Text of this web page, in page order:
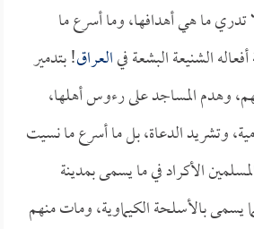
تدري ما هي أهدافها، وما أسرع ما
الشنيعة البشعة فيالعراق! بتدمير
وهدم المساجد على رءوس أهلها،
وتشريد الدعاة، بل ما أسرع ما نسيت
الأكراد في ما يسمى بمدينة
يسمى بالأسلحة الكيماوية، ومات منهم